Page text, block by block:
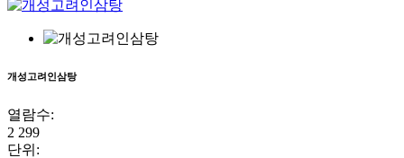
개성고려인삼탕
열람수:
2 299
단위 :